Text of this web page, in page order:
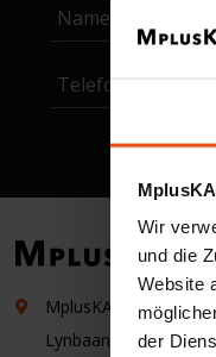
Wir
und die
Website
der
Name
Telefonnummer
MplusKASSA
Lynbaan 31